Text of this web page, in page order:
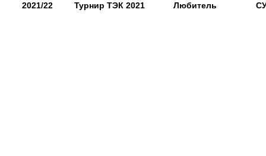
2021/22
Турнир ТЭК 2021 Любитель